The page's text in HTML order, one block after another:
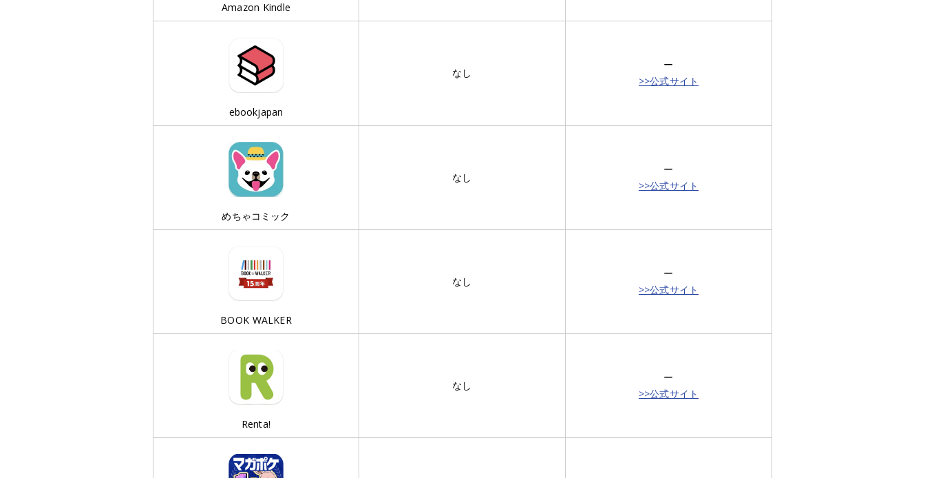
Amazon Kindle
ebookjapan
なし
ー
>>公式サイト
めちゃコミック
なし
ー
>>公式サイト
BOOK WALKER
なし
ー
>>公式サイト
Renta!
なし
ー
>>公式サイト